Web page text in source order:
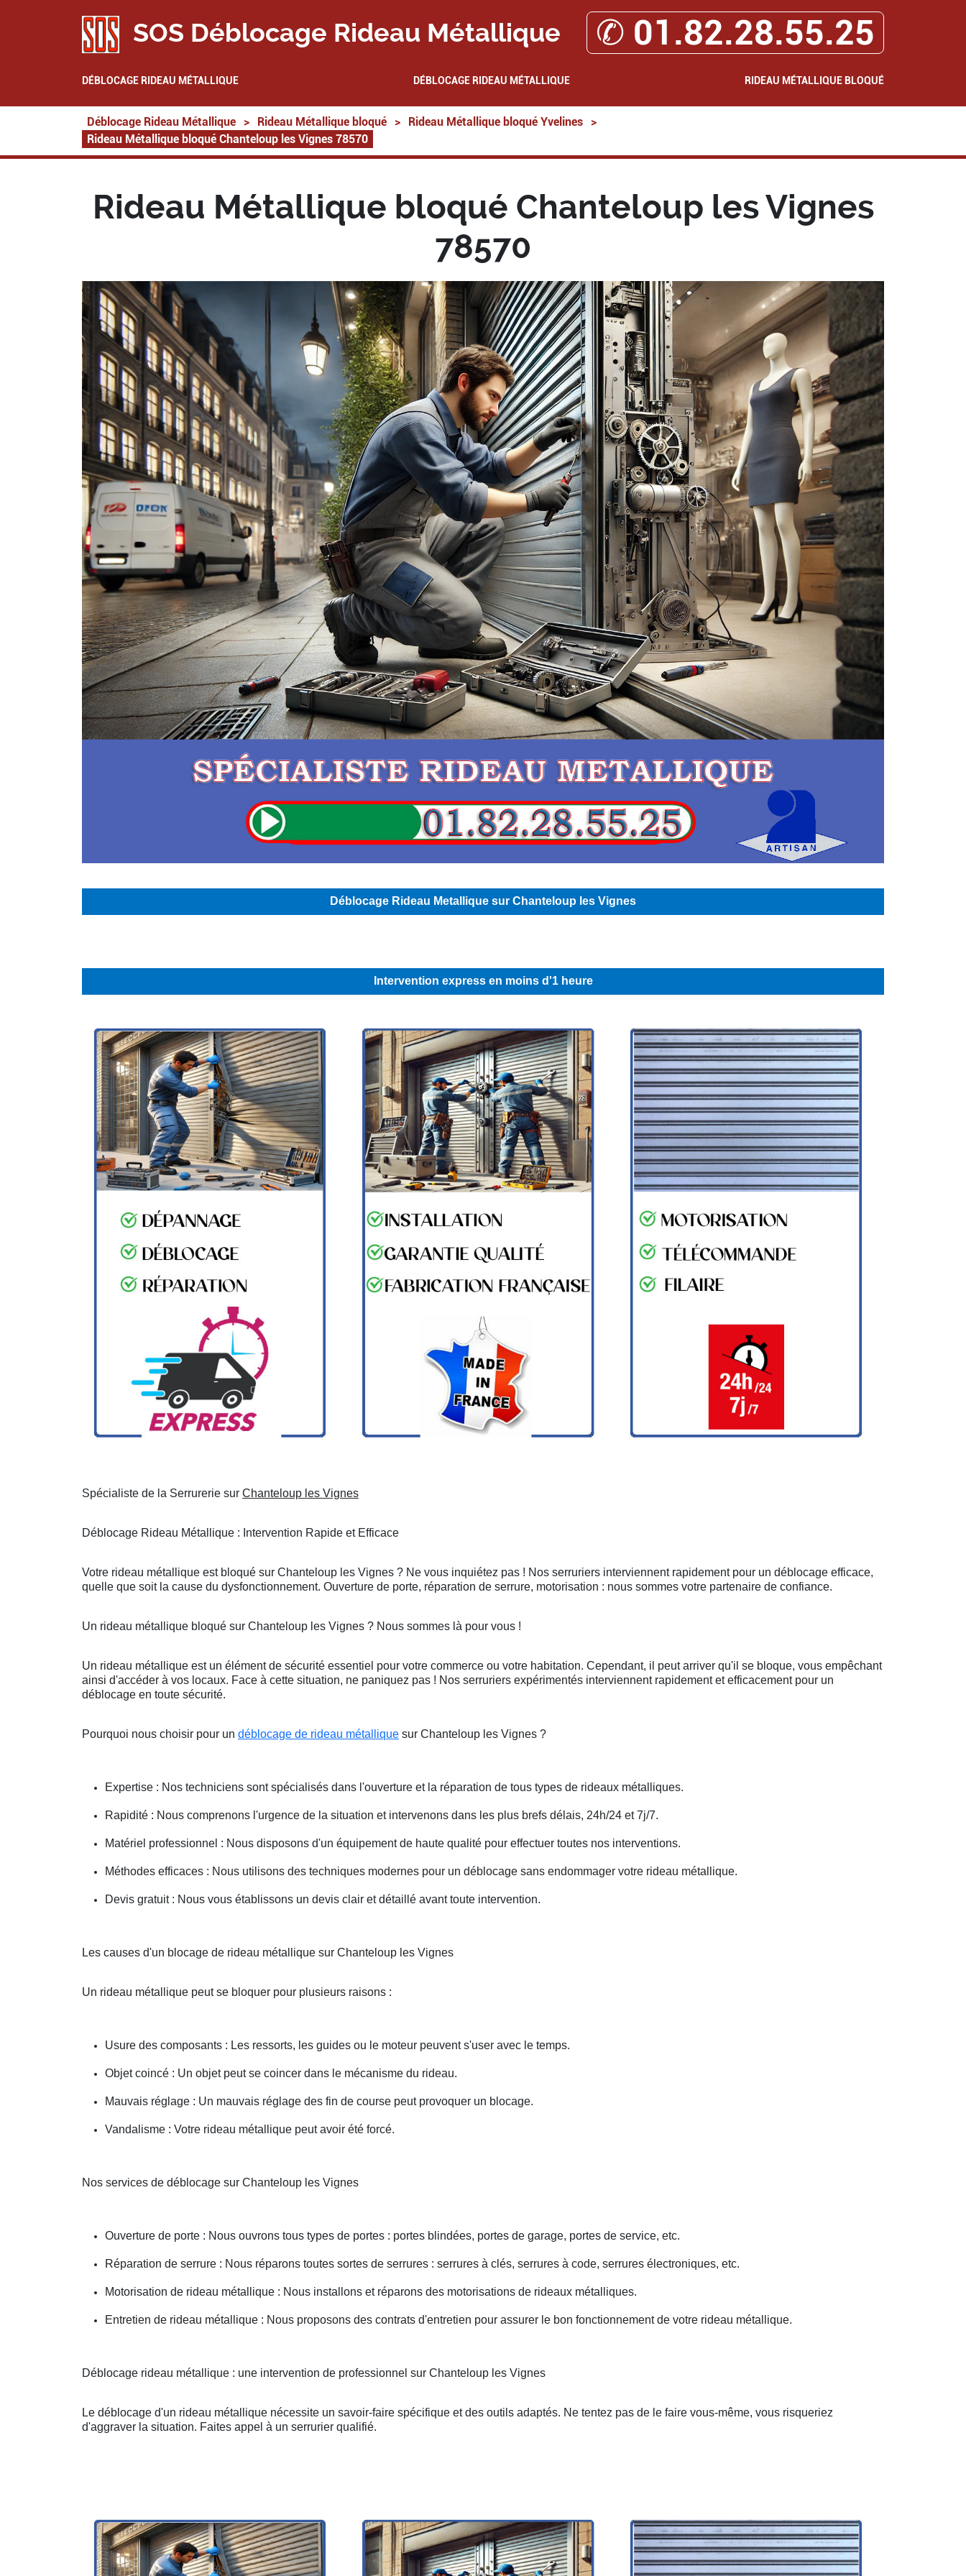
SOS Déblocage Rideau Métallique ✆ 01.82.28.55.25
DÉBLOCAGE RIDEAU MÉTALLIQUE DÉBLOCAGE RIDEAU MÉTALLIQUE RIDEAU MÉTALLIQUE BLOQUÉ
Déblocage Rideau Métallique > Rideau Métallique bloqué > Rideau Métallique bloqué Yvelines
>
Rideau Métallique bloqué Chanteloup les Vignes 78570
Rideau Métallique bloqué Chanteloup les Vignes
78570
Déblocage Rideau Metallique sur Chanteloup les Vignes
Intervention express en moins d'1 heure
Spécialiste de la Serrurerie sur Chanteloup les Vignes
Déblocage Rideau Métallique : Intervention Rapide et Efficace
Votre rideau métallique est bloqué sur Chanteloup les Vignes ? Ne vous inquiétez pas ! Nos serruriers interviennent rapidement pour un déblocage efficace,
quelle que soit la cause du dysfonctionnement. Ouverture de porte, réparation de serrure, motorisation : nous sommes votre partenaire de confiance.
Un rideau métallique bloqué sur Chanteloup les Vignes ? Nous sommes là pour vous !
Un rideau métallique est un élément de sécurité essentiel pour votre commerce ou votre habitation. Cependant, il peut arriver qu'il se bloque, vous empêchant
ainsi d'accéder à vos locaux. Face à cette situation, ne paniquez pas ! Nos serruriers expérimentés interviennent rapidement et efficacement pour un
déblocage en toute sécurité.
Pourquoi nous choisir pour un déblocage de rideau métallique sur Chanteloup les Vignes ?
Expertise : Nos techniciens sont spécialisés dans l'ouverture et la réparation de tous types de rideaux métalliques.
Rapidité : Nous comprenons l'urgence de la situation et intervenons dans les plus brefs délais, 24h/24 et 7j/7.
Matériel professionnel : Nous disposons d'un équipement de haute qualité pour effectuer toutes nos interventions.
Méthodes efficaces : Nous utilisons des techniques modernes pour un déblocage sans endommager votre rideau métallique.
Devis gratuit : Nous vous établissons un devis clair et détaillé avant toute intervention.
Les causes d'un blocage de rideau métallique sur Chanteloup les Vignes
Un rideau métallique peut se bloquer pour plusieurs raisons :
Usure des composants : Les ressorts, les guides ou le moteur peuvent s'user avec le temps.
Objet coincé : Un objet peut se coincer dans le mécanisme du rideau.
Mauvais réglage : Un mauvais réglage des fin de course peut provoquer un blocage.
Vandalisme : Votre rideau métallique peut avoir été forcé.
Nos services de déblocage sur Chanteloup les Vignes
Ouverture de porte : Nous ouvrons tous types de portes : portes blindées, portes de garage, portes de service, etc.
Réparation de serrure : Nous réparons toutes sortes de serrures : serrures à clés, serrures à code, serrures électroniques, etc.
Motorisation de rideau métallique : Nous installons et réparons des motorisations de rideaux métalliques.
Entretien de rideau métallique : Nous proposons des contrats d'entretien pour assurer le bon fonctionnement de votre rideau métallique.
Déblocage rideau métallique : une intervention de professionnel sur Chanteloup les Vignes
Le déblocage d'un rideau métallique nécessite un savoir-faire spécifique et des outils adaptés. Ne tentez pas de le faire vous-même, vous risqueriez
d'aggraver la situation. Faites appel à un serrurier qualifié.